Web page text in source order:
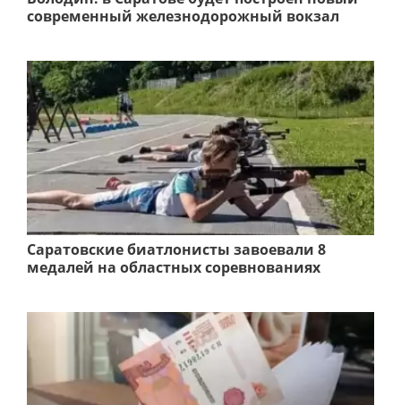
современный железнодорожный вокзал
Саратовские биатлонисты завоевали 8
медалей на областных соревнованиях